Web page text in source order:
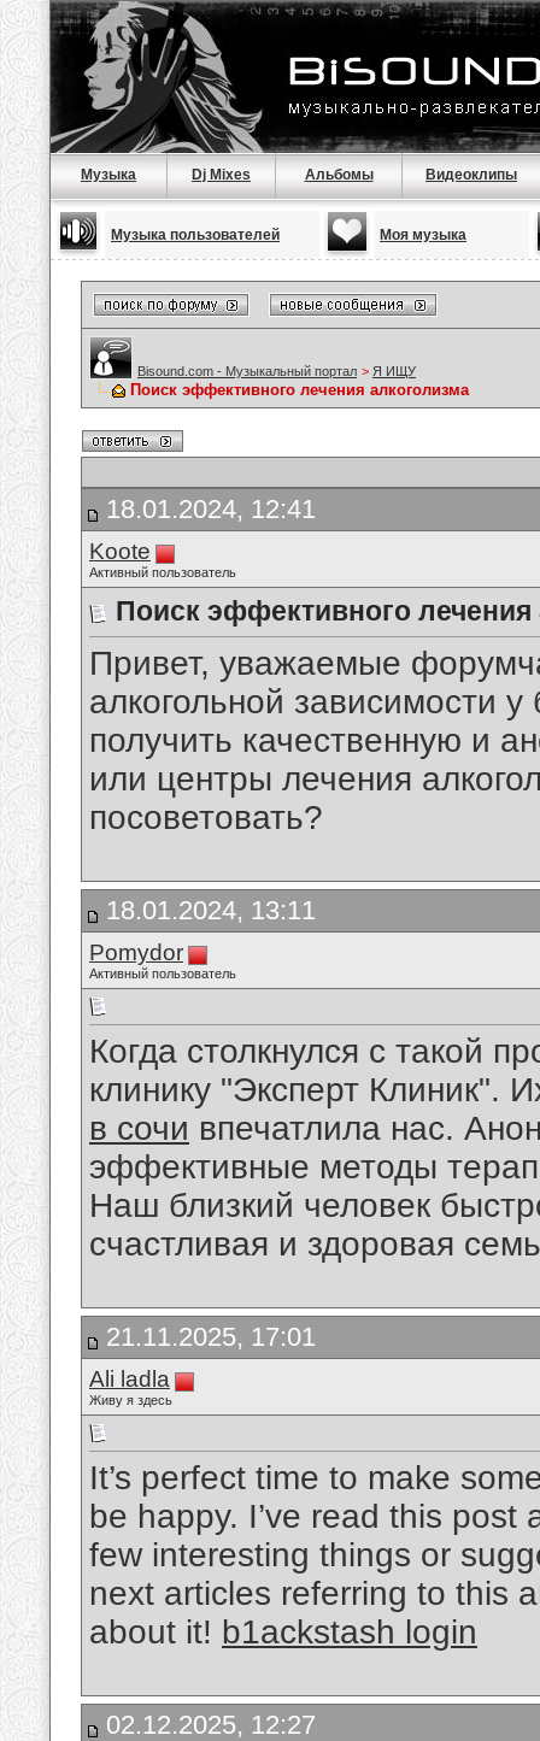
Музыка Dj Mixes Альбомы Видеоклипы
Музыка пользователей Моя музыка
Bisound.com - Музыкальный портал > Я ИЩУ
Поиск эффективного лечения алкоголизма
18.01.2024, 12:41
Koote
Активный пользователь
Поиск эффективного лечения
Привет, уважаемые
алкогольной зависимости
получить качественную и
или центры лечения
посоветовать?
18.01.2024, 13:11
Pomydor
Активный пользователь
Когда столкнулся с такой
клинику "Эксперт Клиник".
в сочи впечатлила нас.
эффективные методы
Наш близкий человек
счастливая и здоровая
21.11.2025, 17:01
Ali ladla
Живу я здесь
It’s perfect time to make
be happy. I’ve read this
few interesting things or
next articles referring to this
about it! b1ackstash login
02.12.2025, 12:27